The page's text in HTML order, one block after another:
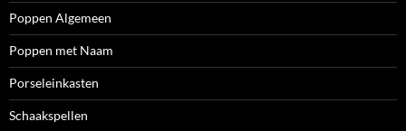
Poppen Algemeen
Poppen met Naam
Porseleinkasten
Schaakspellen